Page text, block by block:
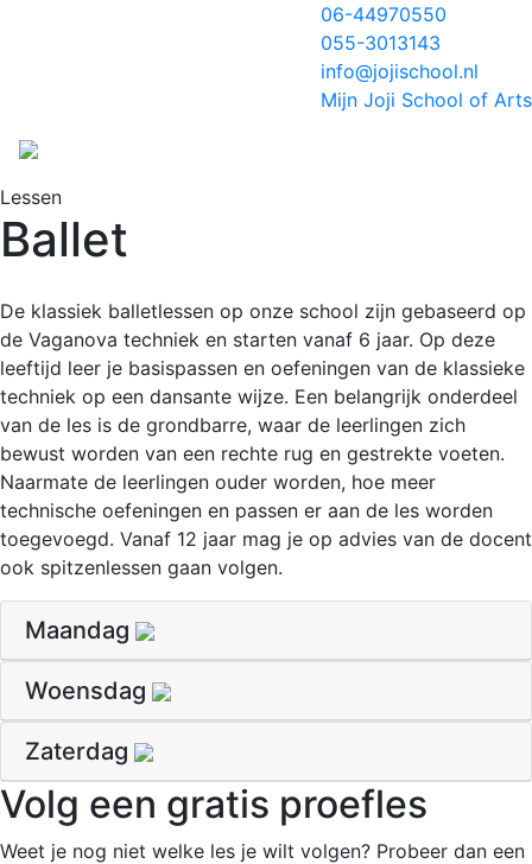
06-44970550
055-3013143
info@jojischool.nl
Mijn Joji School of Arts
Lessen
Ballet
De klassiek balletlessen op onze school zijn gebaseerd op
de Vaganova techniek en starten vanaf 6 jaar. Op deze
leeftijd leer je basispassen en oefeningen van de klassieke
techniek op een dansante wijze. Een belangrijk onderdeel
van de les is de grondbarre, waar de leerlingen zich
bewust worden van een rechte rug en gestrekte voeten.
Naarmate de leerlingen ouder worden, hoe meer
technische oefeningen en passen er aan de les worden
toegevoegd. Vanaf 12 jaar mag je op advies van de docent
ook spitzenlessen gaan volgen.
Maandag
Woensdag
Zaterdag
Volg een gratis proefles
Weet je nog niet welke les je wilt volgen? Probeer dan een